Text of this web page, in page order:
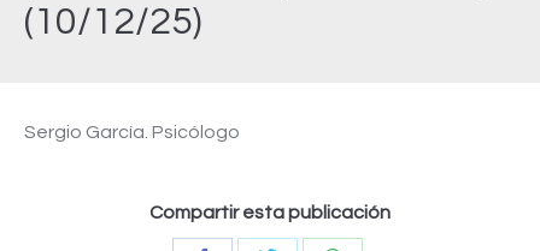
(10/12/25)
Sergio García. Psicólogo
Compartir esta publicación